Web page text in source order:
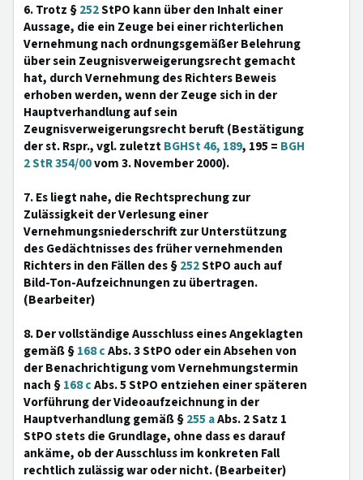
6. Trotz §252StPO kann über den Inhalt einer
Aussage, die ein Zeuge bei einer richterlichen
Vernehmung nach ordnungsgemäßer Belehrung
über sein Zeugnisverweigerungsrecht gemacht
hat, durch Vernehmung des Richters Beweis
erhoben werden, wenn der Zeuge sich in der
Hauptverhandlung auf sein
Zeugnisverweigerungsrecht beruft (Bestätigung
der st. Rspr., vgl. zuletztBGHSt 46, 189, 195 = BGH
2 StR 354/00vom 3. November 2000).
7. Es liegt nahe, die Rechtsprechung zur
Zulässigkeit der Verlesung einer
Vernehmungsniederschrift zur Unterstützung
des Gedächtnisses des früher vernehmenden
Richters in den Fällen des §252StPO auch auf
Bild-Ton-Aufzeichnungen zu übertragen.
(Bearbeiter)
8. Der vollständige Ausschluss eines Angeklagten
gemäß §168 cAbs. 3 StPO oder ein Absehen von
der Benachrichtigung vom Vernehmungstermin
nach §168 cAbs. 5 StPO entziehen einer späteren
Vorführung der Videoaufzeichnung in der
Hauptverhandlung gemäß §255 aAbs. 2 Satz 1
StPO stets die Grundlage, ohne dass es darauf
ankäme, ob der Ausschluss im konkreten Fall
rechtlich zulässig war oder nicht. (Bearbeiter)